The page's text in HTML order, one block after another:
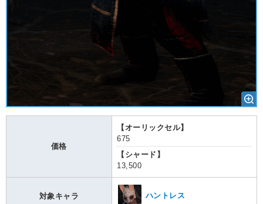
価格
【オーリックセル】
675
【シャード】
13,500
対象キャラ ハントレス